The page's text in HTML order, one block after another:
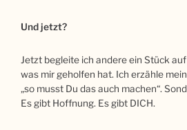
Und jetzt?
Jetzt begleite ich andere ein Stück
was mir geholfen hat. Ich erzähle
„so musst Du das auch machen“.
Es gibt Hoffnung. Es gibt DICH.